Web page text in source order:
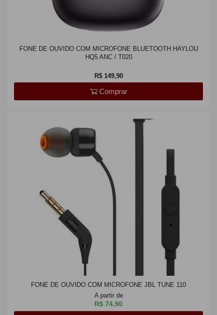
FONE DE OUVIDO COM MICROFONE BLUETOOTH HAYLOU
HQ5 ANC / T020
R$ 149,90
Comprar
FONE DE OUVIDO COM MICROFONE JBL TUNE 110
A partir de
R$ 74,90